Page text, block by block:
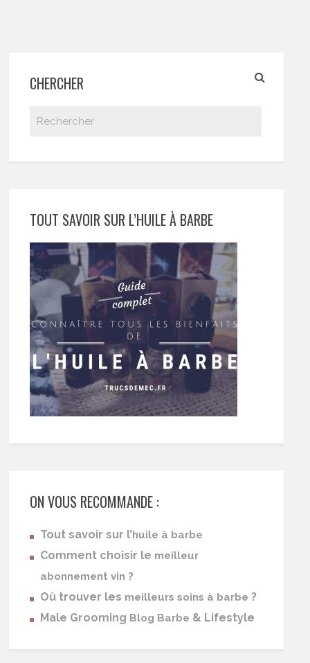
CHERCHER
TOUT SAVOIR SUR L’HUILE À BARBE
ON VOUS RECOMMANDE :
Tout savoir sur l’huile à barbe
Comment choisir le meilleur
abonnement vin ?
Où trouver les meilleurs soins à barbe ?
Male Grooming Blog Barbe & Lifestyle